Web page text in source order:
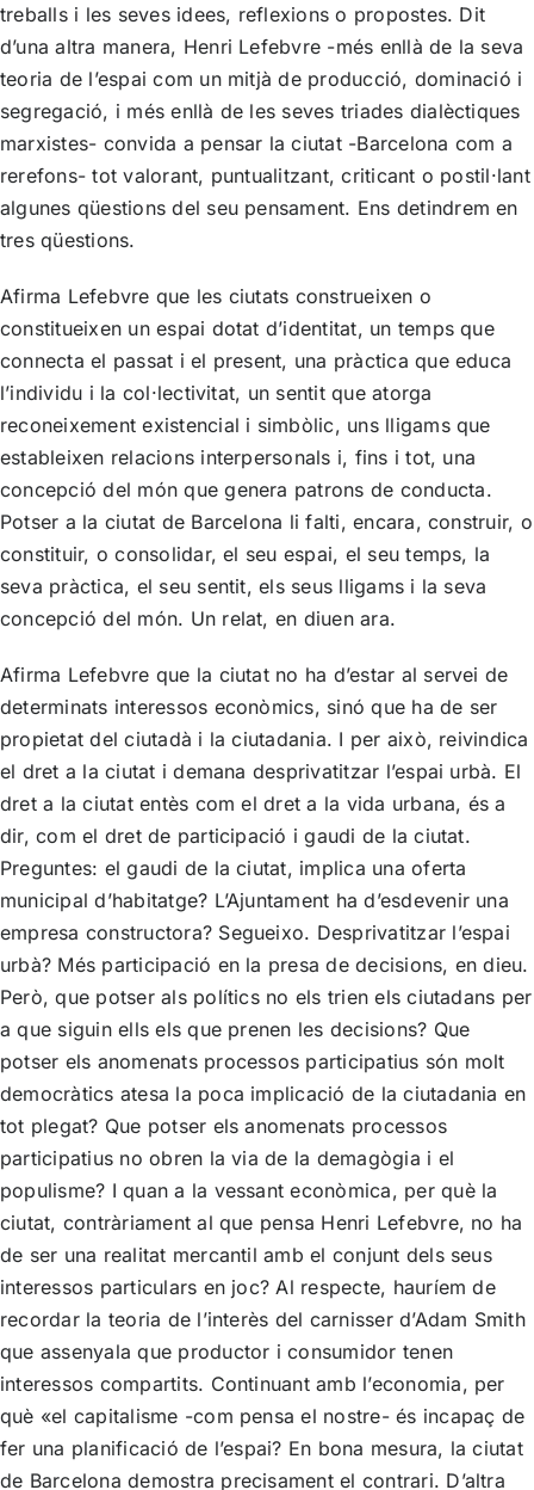
treballs i les seves idees, reflexions o propostes. Dit
d’una altra manera, Henri Lefebvre -més enllà de la seva
teoria de l’espai com un mitjà de producció, dominació i
segregació, i més enllà de les seves triades dialèctiques
marxistes- convida a pensar la ciutat -Barcelona com a
rerefons- tot valorant, puntualitzant, criticant o postil·lant
algunes qüestions del seu pensament. Ens detindrem en
tres qüestions.
Afirma Lefebvre que les ciutats construeixen o
constitueixen un espai dotat d’identitat, un temps que
connecta el passat i el present, una pràctica que educa
l’individu i la col·lectivitat, un sentit que atorga
reconeixement existencial i simbòlic, uns lligams que
estableixen relacions interpersonals i, fins i tot, una
concepció del món que genera patrons de conducta.
Potser a la ciutat de Barcelona li falti, encara, construir, o
constituir, o consolidar, el seu espai, el seu temps, la
seva pràctica, el seu sentit, els seus lligams i la seva
concepció del món. Un relat, en diuen ara.
Afirma Lefebvre que la ciutat no ha d’estar al servei de
determinats interessos econòmics, sinó que ha de ser
propietat del ciutadà i la ciutadania. I per això, reivindica
el dret a la ciutat i demana desprivatitzar l’espai urbà. El
dret a la ciutat entès com el dret a la vida urbana, és a
dir, com el dret de participació i gaudi de la ciutat.
Preguntes: el gaudi de la ciutat, implica una oferta
municipal d’habitatge? L’Ajuntament ha d’esdevenir una
empresa constructora? Segueixo. Desprivatitzar l’espai
urbà? Més participació en la presa de decisions, en dieu.
Però, que potser als polítics no els trien els ciutadans per
a que siguin ells els que prenen les decisions? Que
potser els anomenats processos participatius són molt
democràtics atesa la poca implicació de la ciutadania en
tot plegat? Que potser els anomenats processos
participatius no obren la via de la demagògia i el
populisme? I quan a la vessant econòmica, per què la
ciutat, contràriament al que pensa Henri Lefebvre, no ha
de ser una realitat mercantil amb el conjunt dels seus
interessos particulars en joc? Al respecte, hauríem de
recordar la teoria de l’interès del carnisser d’Adam Smith
que assenyala que productor i consumidor tenen
interessos compartits. Continuant amb l’economia, per
què «el capitalisme -com pensa el nostre- és incapaç de
fer una planificació de l’espai? En bona mesura, la ciutat
de Barcelona demostra precisament el contrari. D’altra